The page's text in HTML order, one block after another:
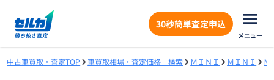
30秒簡単査定申込
メニュー
中古車買取・査定TOP 車買取相場・査定価格 検索 ＭＩＮＩ ＭＩＮＩ Ｍ